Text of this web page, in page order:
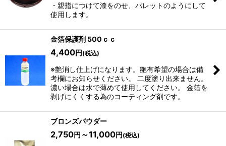
・親指につけて漆をのせ、パレットのようにして
使用します。
金箔保護剤 500ｃｃ
4,400円 (税込)
※艶消し仕上げになります。艶有希望の場合は備
考欄にお知らせください。 二度塗り出来ません。
濃い場合は水で薄めて使用してください。 金箔を
剥げにくくする為のコーティング剤です。
ブロンズパウダー
2,750円 ～11,000円 (税込)